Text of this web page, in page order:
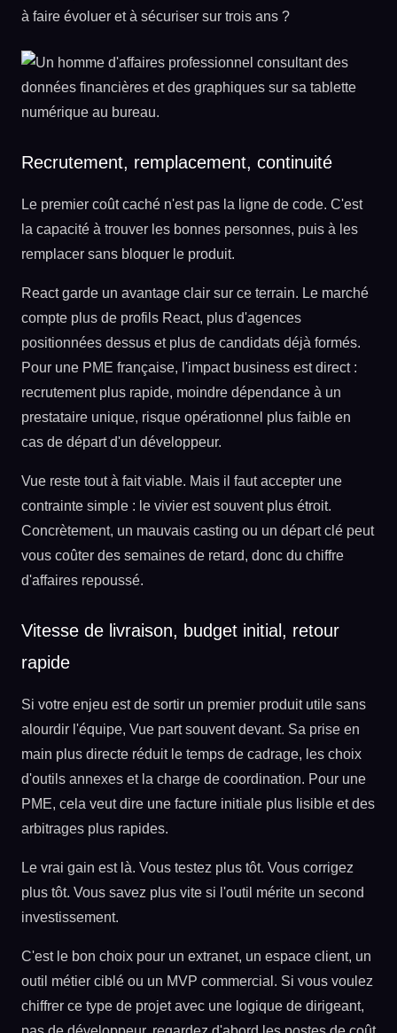
à faire évoluer et à sécuriser sur trois ans ?
Recrutement, remplacement, continuité
Le premier coût caché n'est pas la ligne de code. C'est
la capacité à trouver les bonnes personnes, puis à les
remplacer sans bloquer le produit.
React garde un avantage clair sur ce terrain. Le marché
compte plus de profils React, plus d'agences
positionnées dessus et plus de candidats déjà formés.
Pour une PME française, l'impact business est direct :
recrutement plus rapide, moindre dépendance à un
prestataire unique, risque opérationnel plus faible en
cas de départ d'un développeur.
Vue reste tout à fait viable. Mais il faut accepter une
contrainte simple : le vivier est souvent plus étroit.
Concrètement, un mauvais casting ou un départ clé peut
vous coûter des semaines de retard, donc du chiffre
d'affaires repoussé.
Vitesse de livraison, budget initial, retour
rapide
Si votre enjeu est de sortir un premier produit utile sans
alourdir l'équipe, Vue part souvent devant. Sa prise en
main plus directe réduit le temps de cadrage, les choix
d'outils annexes et la charge de coordination. Pour une
PME, cela veut dire une facture initiale plus lisible et des
arbitrages plus rapides.
Le vrai gain est là. Vous testez plus tôt. Vous corrigez
plus tôt. Vous savez plus vite si l'outil mérite un second
investissement.
C'est le bon choix pour un extranet, un espace client, un
outil métier ciblé ou un MVP commercial. Si vous voulez
chiffrer ce type de projet avec une logique de dirigeant,